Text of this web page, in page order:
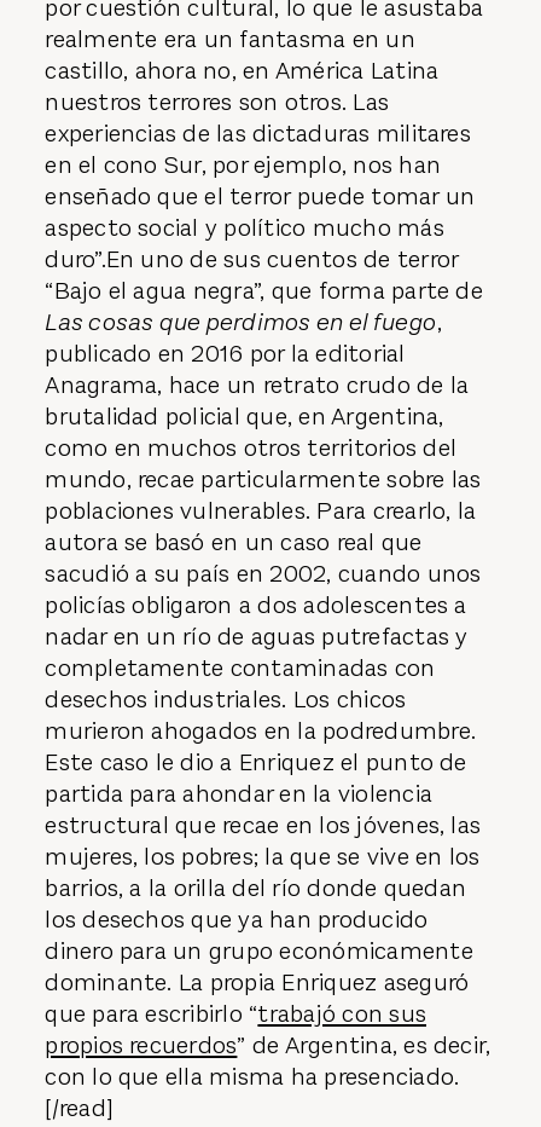
por cuestión cultural, lo que le asustaba
realmente era un fantasma en un
castillo, ahora no, en América Latina
nuestros terrores son otros. Las
experiencias de las dictaduras militares
en el cono Sur, por ejemplo, nos han
enseñado que el terror puede tomar un
aspecto social y político mucho más
duro”.En uno de sus cuentos de terror
“Bajo el agua negra”, que forma parte de
Las cosas que perdimos en el fuego,
publicado en 2016 por la editorial
Anagrama, hace un retrato crudo de la
brutalidad policial que, en Argentina,
como en muchos otros territorios del
mundo, recae particularmente sobre las
poblaciones vulnerables. Para crearlo, la
autora se basó en un caso real que
sacudió a su país en 2002, cuando unos
policías obligaron a dos adolescentes a
nadar en un río de aguas putrefactas y
completamente contaminadas con
desechos industriales. Los chicos
murieron ahogados en la podredumbre.
Este caso le dio a Enriquez el punto de
partida para ahondar en la violencia
estructural que recae en los jóvenes, las
mujeres, los pobres; la que se vive en los
barrios, a la orilla del río donde quedan
los desechos que ya han producido
dinero para un grupo económicamente
dominante. La propia Enriquez aseguró
que para escribirlo “trabajó con sus
propios recuerdos” de Argentina, es decir,
con lo que ella misma ha presenciado.
[/read]